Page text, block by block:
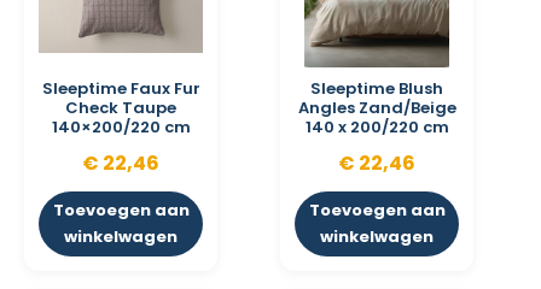
Sleeptime Faux Fur
Check Taupe
140×200/220 cm
€ 22,46
Toevoegen aan
winkelwagen
Sleeptime Blush
Angles Zand/Beige
140 x 200/220 cm
€ 22,46
Toevoegen aan
winkelwagen